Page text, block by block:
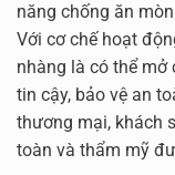
năng chống ăn
Với cơ chế hoạt
nhàng là có thể mở
tin cậy, bảo vệ an
thương mại, khách
toàn và thẩm mỹ